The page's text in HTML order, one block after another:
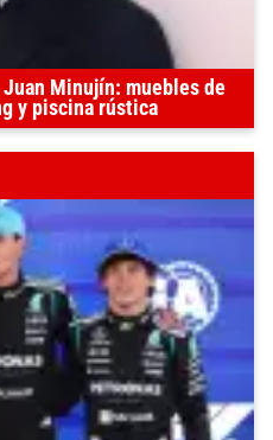
Minujín: muebles de
y piscina rústica